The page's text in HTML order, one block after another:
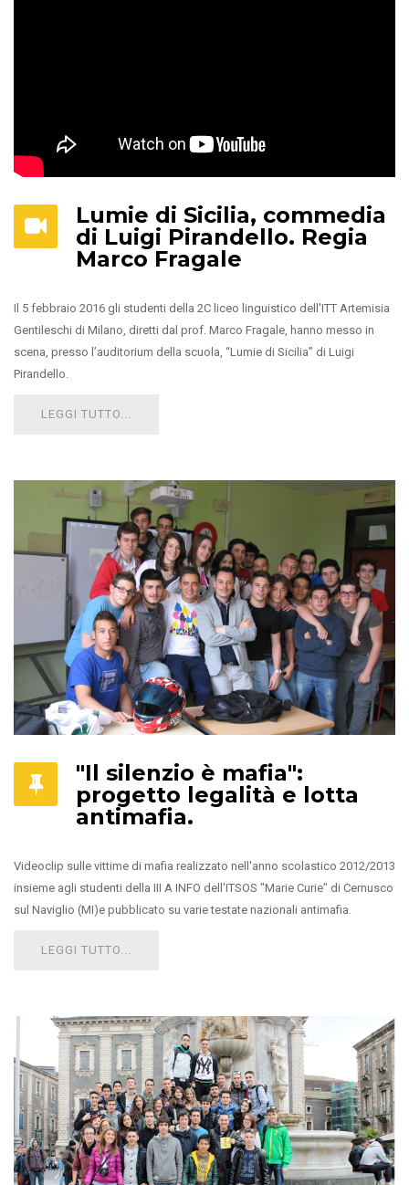
Lumie di Sicilia, commedia
di Luigi Pirandello. Regia
Marco Fragale
Il 5 febbraio 2016 gli studenti della 2C liceo linguistico dell'ITT Artemisia
Gentileschi di Milano, diretti dal prof. Marco Fragale, hanno messo in
scena, presso l’auditorium della scuola, “Lumie di Sicilia” di Luigi
Pirandello.
LEGGI TUTTO...
"Il silenzio è mafia":
progetto legalità e lotta
antimafia.
Videoclip sulle vittime di mafia realizzato nell'anno scolastico 2012/2013
insieme agli studenti della III A INFO dell'ITSOS "Marie Curie" di Cernusco
sul Naviglio (MI)e pubblicato su varie testate nazionali antimafia.
LEGGI TUTTO...